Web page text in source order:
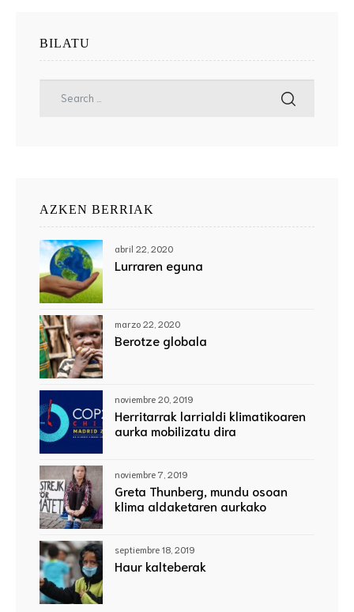
BILATU
AZKEN BERRIAK
Lurraren eguna
abril 22, 2020
Berotze globala
marzo 22, 2020
Herritarrak larrialdi klimatikoaren
aurka mobilizatu dira
noviembre 20, 2019
Greta Thunberg, mundu osoan
klima aldaketaren aurkako
noviembre 7, 2019
Haur kalteberak
septiembre 18, 2019